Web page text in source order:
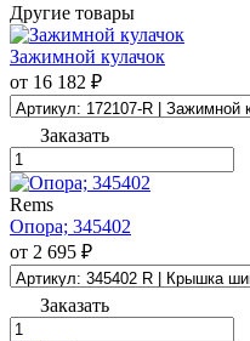
Другие товары
Зажимной кулачок
от 16 182 ₽
Заказать
Rems
Опора; 345402
от 2 695 ₽
Заказать